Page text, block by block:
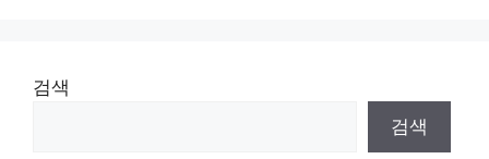
검색
검색